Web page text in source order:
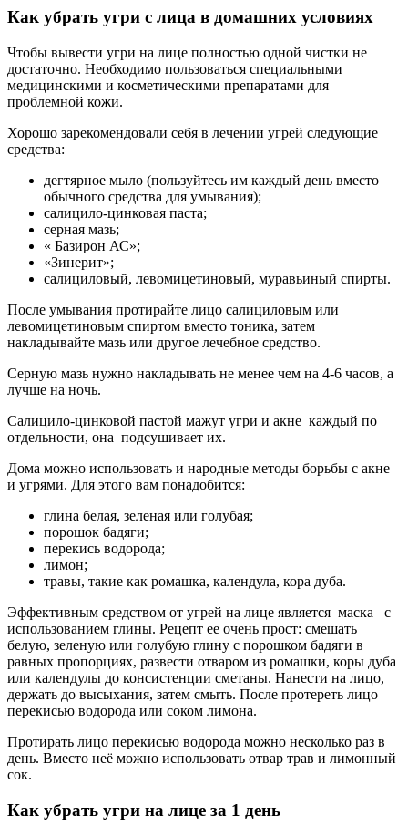
Как убрать угри с лица в домашних условиях
Чтобы вывести угри на лице полностью одной чистки не
достаточно. Необходимо пользоваться специальными
медицинскими и косметическими препаратами для
проблемной кожи.
Хорошо зарекомендовали себя в лечении угрей следующие
средства:
дегтярное мыло (пользуйтесь им каждый день вместо
обычного средства для умывания);
салицило-цинковая паста;
серная мазь;
« Базирон АС»;
«Зинерит»;
салициловый, левомицетиновый, муравьиный спирты.
После умывания протирайте лицо салициловым или
левомицетиновым спиртом вместо тоника, затем
накладывайте мазь или другое лечебное средство.
Серную мазь нужно накладывать не менее чем на 4-6 часов, а
лучше на ночь.
Салицило-цинковой пастой мажут угри и акне каждый по
отдельности, она подсушивает их.
Дома можно использовать и народные методы борьбы с акне
и угрями. Для этого вам понадобится:
глина белая, зеленая или голубая;
порошок бадяги;
перекись водорода;
лимон;
травы, такие как ромашка, календула, кора дуба.
Эффективным средством от угрей на лице является маска с
использованием глины. Рецепт ее очень прост: смешать
белую, зеленую или голубую глину с порошком бадяги в
равных пропорциях, развести отваром из ромашки, коры дуба
или календулы до консистенции сметаны. Нанести на лицо,
держать до высыхания, затем смыть. После протереть лицо
перекисью водорода или соком лимона.
Протирать лицо перекисью водорода можно несколько раз в
день. Вместо неё можно использовать отвар трав и лимонный
сок.
Как убрать угри на лице за 1 день